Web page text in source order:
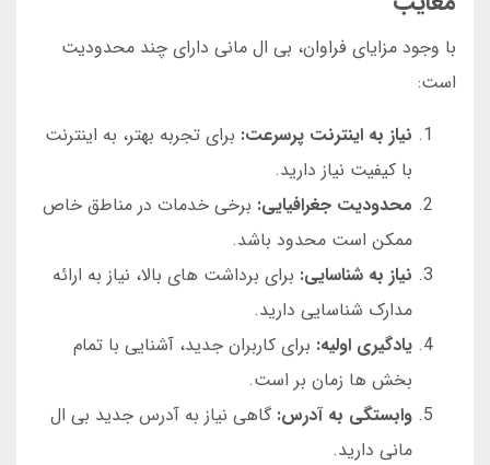
با وجود مزایای فراوان، بی ال مانی دارای چند محدودیت
است:
نیاز به اینترنت پرسرعت: برای تجربه بهتر، به اینترنت
با کیفیت نیاز دارید.
محدودیت جغرافیایی: برخی خدمات در مناطق خاص
ممکن است محدود باشد.
نیاز به شناسایی: برای برداشت های بالا، نیاز به ارائه
مدارک شناسایی دارید.
یادگیری اولیه: برای کاربران جدید، آشنایی با تمام
بخش ها زمان بر است.
وابستگی به آدرس: گاهی نیاز به آدرس جدید بی ال
مانی دارید.